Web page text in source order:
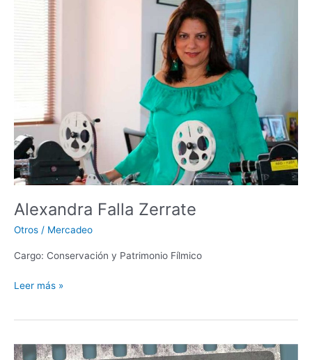
Alexandra Falla Zerrate
Otros / Mercadeo
Cargo: Conservación y Patrimonio Fílmico
Alexandra
Zerrate
Leer más »
Diplomado